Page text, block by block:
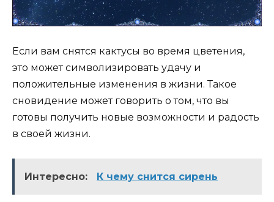
Если вам снятся кактусы во время цветения,
это может символизировать удачу и
положительные изменения в жизни. Такое
сновидение может говорить о том, что вы
готовы получить новые возможности и радость
в своей жизни.
Интересно: К чему снится сирень